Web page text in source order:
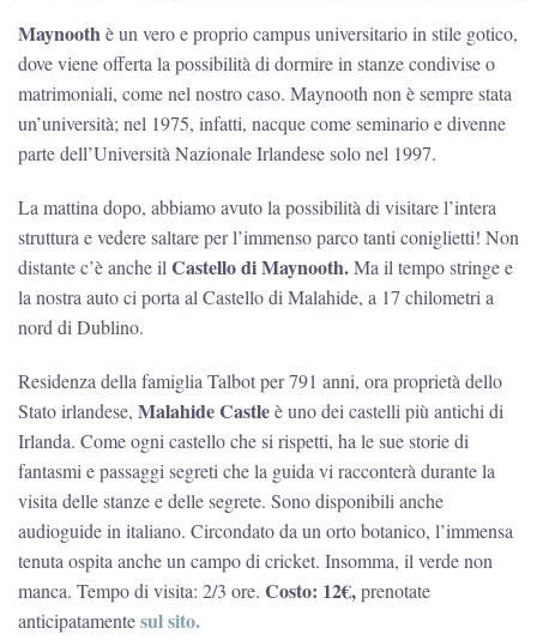
Maynoothè un vero e proprio campus universitario in stile gotico,
dove viene offerta la possibilità di dormire in stanze condivise o
matrimoniali, come nel nostro caso. Maynooth non è sempre stata
un’università; nel 1975, infatti, nacque come seminario e divenne
parte dell’Università Nazionale Irlandese solo nel 1997.
La mattina dopo, abbiamo avuto la possibilità di visitare l’intera
struttura e vedere saltare per l’immenso parco tanti coniglietti! Non
distante c’è anche il Castello di Maynooth.Ma il tempo stringe e
la nostra auto ci porta al Castello di Malahide, a 17 chilometri a
nord di Dublino.
Residenza della famiglia Talbot per 791 anni, ora proprietà dello
Stato irlandese, Malahide Castleè uno dei castelli più antichi di
Irlanda. Come ogni castello che si rispetti, ha le sue storie di
fantasmi e passaggi segreti che la guida vi racconterà durante la
visita delle stanze e delle segrete. Sono disponibili anche
audioguide in italiano. Circondato da un orto botanico, l’immensa
tenuta ospita anche un campo di cricket. Insomma, il verde non
manca. Tempo di visita: 2/3 ore. Costo: 12€,prenotate
anticipatamentesul sito.